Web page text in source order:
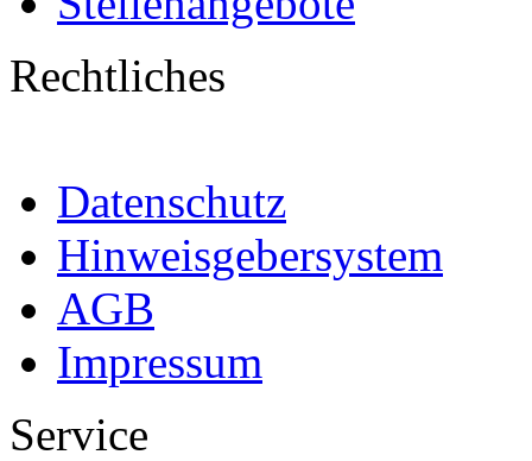
Rechtliches
Datenschutz
Hinweisgebersystem
AGB
Impressum
Service